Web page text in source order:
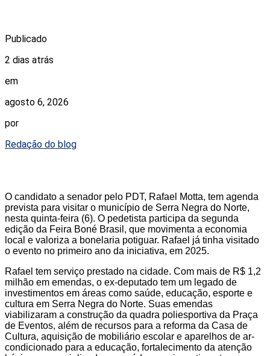
Publicado
2 dias atrás
em
agosto 6, 2026
por
Redação do blog
O candidato a senador pelo PDT, Rafael Motta, tem agenda
prevista para visitar o município de Serra Negra do Norte,
nesta quinta-feira (6). O pedetista participa da segunda
edição da Feira Boné Brasil, que movimenta a economia
local e valoriza a bonelaria potiguar. Rafael já tinha visitado
o evento no primeiro ano da iniciativa, em 2025.
Rafael tem serviço prestado na cidade. Com mais de R$ 1,2
milhão em emendas, o ex-deputado tem um legado de
investimentos em áreas como saúde, educação, esporte e
cultura em Serra Negra do Norte. Suas emendas
viabilizaram a construção da quadra poliesportiva da Praça
de Eventos, além de recursos para a reforma da Casa de
Cultura, aquisição de mobiliário escolar e aparelhos de ar-
condicionado para a educação, fortalecimento da atenção